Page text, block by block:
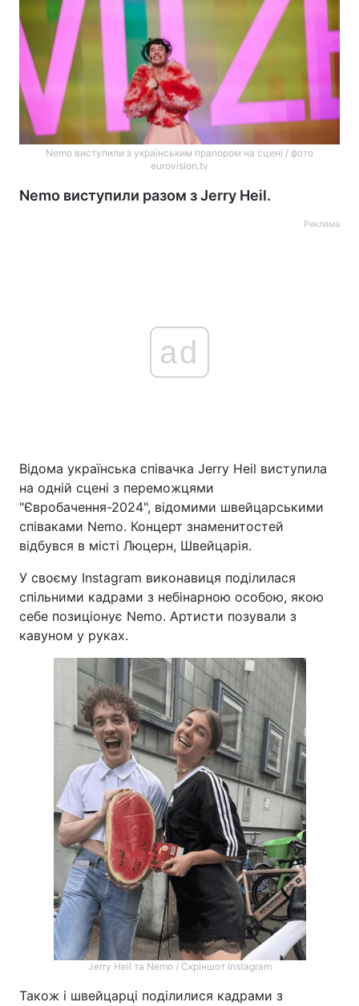
Nemo виступили з українським прапором на сцені / фото
eurovision.tv
Nemo виступили разом з Jerry Heil.
Реклама
ad
Відома українська співачка Jerry Heil виступила
на одній сцені з переможцями
"Євробачення-2024", відомими швейцарськими
співаками Nemo. Концерт знаменитостей
відбувся в місті Люцерн, Швейцарія.
У своєму Instagram виконавиця поділилася
спільними кадрами з небінарною особою, якою
себе позиціонує Nemo. Артисти позували з
кавуном у руках.
Jerry Heil та Nemo / Скріншот Instagram
Також і швейцарці поділилися кадрами з